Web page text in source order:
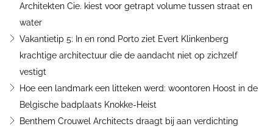
Architekten Cie. kiest voor getrapt volume tussen straat en
water
Vakantietip 5: In en rond Porto ziet Evert Klinkenberg
krachtige architectuur die de aandacht niet op zichzelf
vestigt
Hoe een landmark een litteken werd: woontoren Hoost in de
Belgische badplaats Knokke-Heist
Benthem Crouwel Architects draagt bij aan verdichting